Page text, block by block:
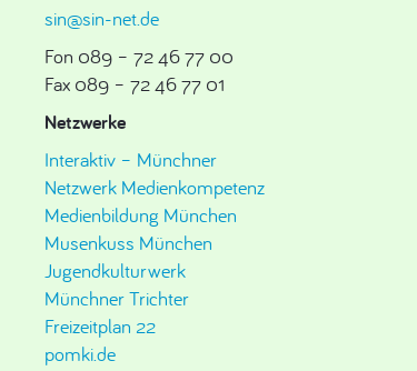
sin@sin-net.de
Fon 089 – 72 46 77 00
Fax 089 – 72 46 77 01
Netzwerke
Interaktiv – Münchner
Netzwerk Medienkompetenz
Medienbildung München
Musenkuss München
Jugendkulturwerk
Münchner Trichter
Freizeitplan 22
pomki.de